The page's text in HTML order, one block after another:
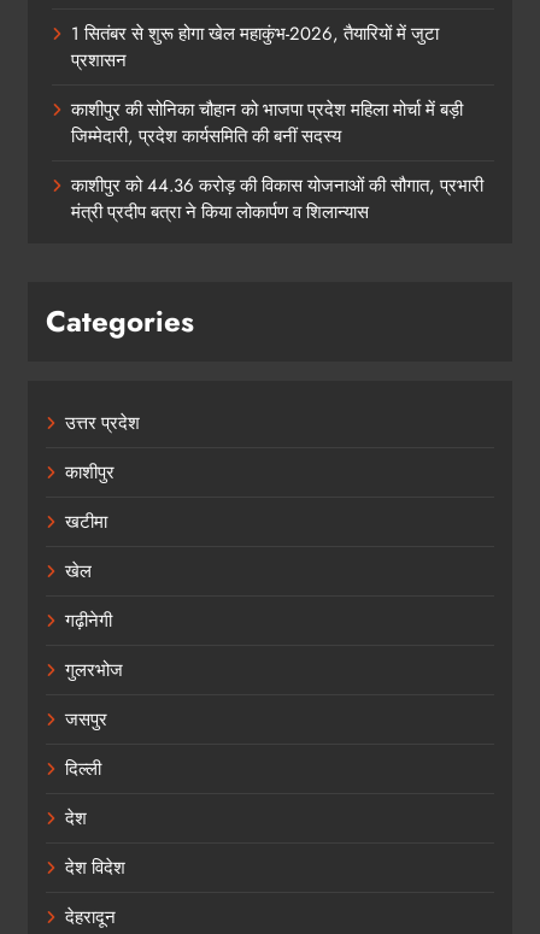
1 सितंबर से शुरू होगा खेल महाकुंभ-2026, तैयारियों में जुटा
प्रशासन
काशीपुर की सोनिका चौहान को भाजपा प्रदेश महिला मोर्चा में बड़ी
जिम्मेदारी, प्रदेश कार्यसमिति की बनीं सदस्य
काशीपुर को 44.36 करोड़ की विकास योजनाओं की सौगात, प्रभारी
मंत्री प्रदीप बत्रा ने किया लोकार्पण व शिलान्यास
Categories
उत्तर प्रदेश
काशीपुर
खटीमा
खेल
गढ़ीनेगी
गुलरभोज
जसपुर
दिल्ली
देश
देश विदेश
देहरादून